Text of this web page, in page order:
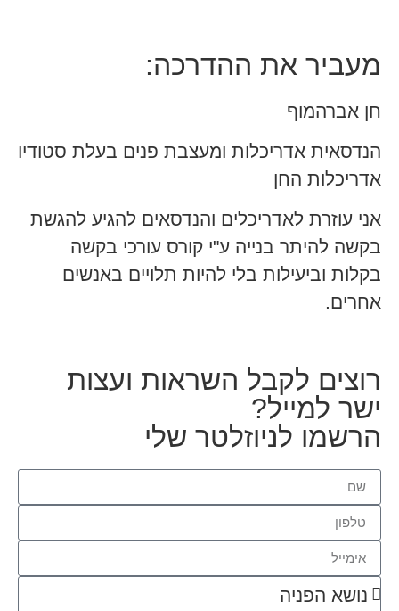
מעביר את ההדרכה:
חן אברהמוף
הנדסאית אדריכלות ומעצבת פנים בעלת סטודיו
אדריכלות החן
אני עוזרת לאדריכלים והנדסאים להגיע להגשת
בקשה להיתר בנייה ע"י קורס עורכי בקשה
בקלות וביעילות בלי להיות תלויים באנשים
אחרים.
רוצים לקבל השראות ועצות
ישר למייל?
הרשמו לניוזלטר שלי